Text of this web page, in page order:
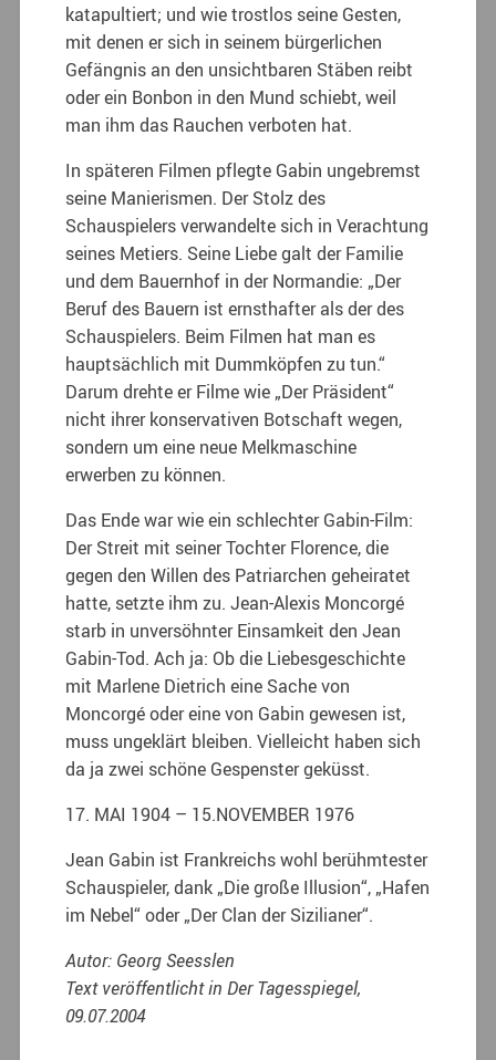
katapultiert; und wie trostlos seine Gesten,
mit denen er sich in seinem bürgerlichen
Gefängnis an den unsichtbaren Stäben reibt
oder ein Bonbon in den Mund schiebt, weil
man ihm das Rauchen verboten hat.
In späteren Filmen pflegte Gabin ungebremst
seine Manierismen. Der Stolz des
Schauspielers verwandelte sich in Verachtung
seines Metiers. Seine Liebe galt der Familie
und dem Bauernhof in der Normandie: „Der
Beruf des Bauern ist ernsthafter als der des
Schauspielers. Beim Filmen hat man es
hauptsächlich mit Dummköpfen zu tun.“
Darum drehte er Filme wie „Der Präsident“
nicht ihrer konservativen Botschaft wegen,
sondern um eine neue Melkmaschine
erwerben zu können.
Das Ende war wie ein schlechter Gabin-Film:
Der Streit mit seiner Tochter Florence, die
gegen den Willen des Patriarchen geheiratet
hatte, setzte ihm zu. Jean-Alexis Moncorgé
starb in unversöhnter Einsamkeit den Jean
Gabin-Tod. Ach ja: Ob die Liebesgeschichte
mit Marlene Dietrich eine Sache von
Moncorgé oder eine von Gabin gewesen ist,
muss ungeklärt bleiben. Vielleicht haben sich
da ja zwei schöne Gespenster geküsst.
17. MAI 1904 – 15.NOVEMBER 1976
Jean Gabin ist Frankreichs wohl berühmtester
Schauspieler, dank „Die große Illusion“, „Hafen
im Nebel“ oder „Der Clan der Sizilianer“.
Autor: Georg Seesslen
Text veröffentlicht in Der Tagesspiegel,
09.07.2004